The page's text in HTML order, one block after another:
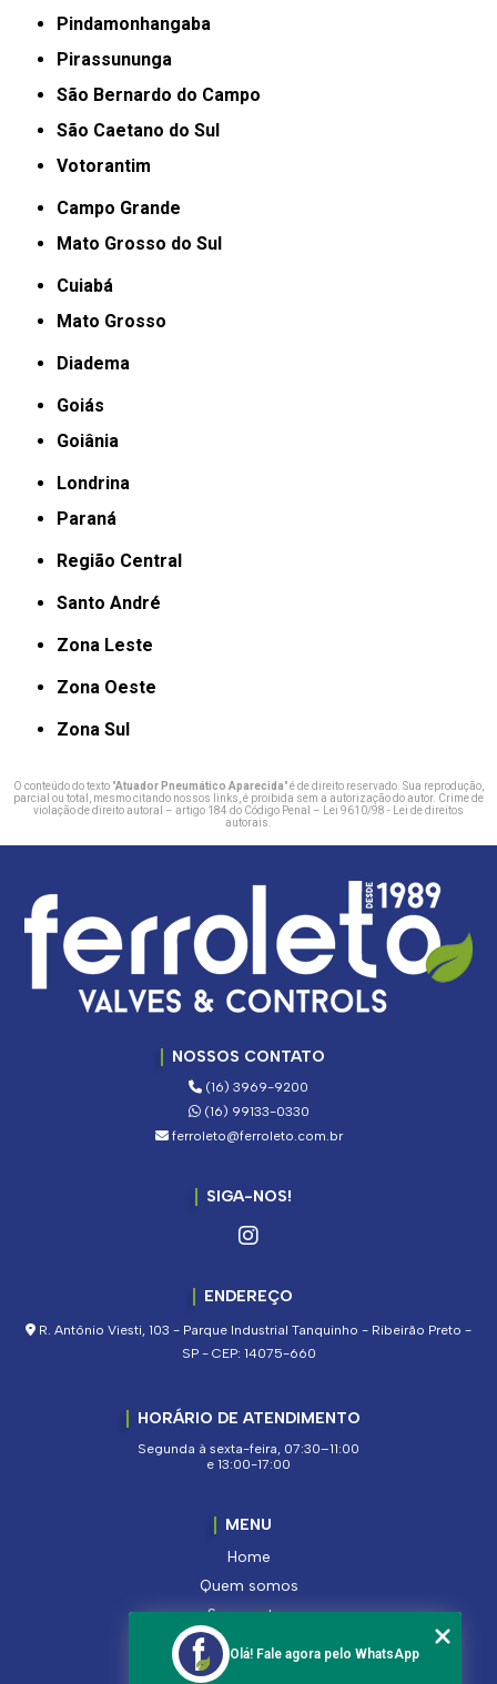
Pindamonhangaba
Pirassununga
São Bernardo do Campo
São Caetano do Sul
Votorantim
Campo Grande
Mato Grosso do Sul
Cuiabá
Mato Grosso
Diadema
Goiás
Goiânia
Londrina
Paraná
Região Central
Santo André
Zona Leste
Zona Oeste
Zona Sul
O conteúdo do texto "Atuador Pneumático Aparecida" é de direito reservado. Sua reprodução,
parcial ou total, mesmo citando nossos links, é proibida sem a autorização do autor. Crime de
violação de direito autoral – artigo 184 do Código Penal –
Lei 9610/98 - Lei de direitos
autorais
NOSSOS CONTATO
(16) 3969-9200
(16) 99133-0330
ferroleto@ferroleto.com.br
SIGA-NOS!
ENDEREÇO
R. Antônio Viesti, 103 - Parque Industrial Tanquinho - Ribeirão Preto -
SP - CEP: 14075-660
HORÁRIO DE ATENDIMENTO
Segunda à sexta-feira, 07:30–11:00
e 13:00-17:00
MENU
Home
Quem somos
Segmentos
Serviços
Produtos
Olá! Fale agora pelo WhatsApp